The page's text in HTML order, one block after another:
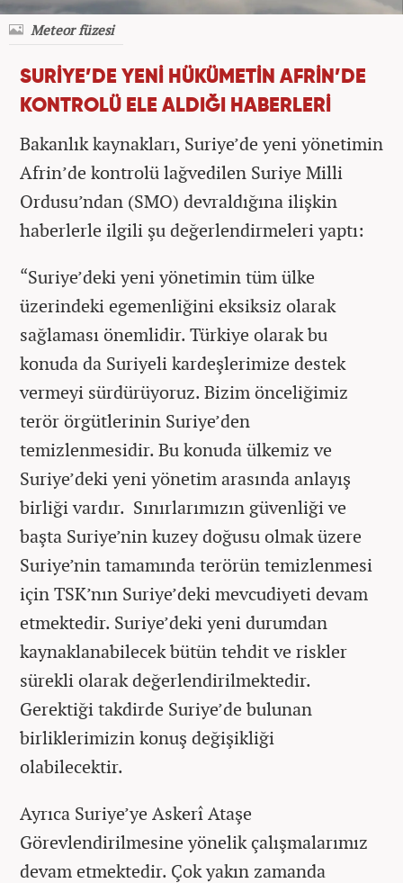
Meteor füzesi
SURİYE’DE YENİ HÜKÜMETİN AFRİN’DE
KONTROLÜ ELE ALDIĞI HABERLERİ
Bakanlık kaynakları, Suriye’de yeni yönetimin
Afrin’de kontrolü lağvedilen Suriye Milli
Ordusu’ndan (SMO) devraldığına ilişkin
haberlerle ilgili şu değerlendirmeleri yaptı:
“Suriye’deki yeni yönetimin tüm ülke
üzerindeki egemenliğini eksiksiz olarak
sağlaması önemlidir. Türkiye olarak bu
konuda da Suriyeli kardeşlerimize destek
vermeyi sürdürüyoruz. Bizim önceliğimiz
terör örgütlerinin Suriye’den
temizlenmesidir. Bu konuda ülkemiz ve
Suriye’deki yeni yönetim arasında anlayış
birliği vardır. Sınırlarımızın güvenliği ve
başta Suriye’nin kuzey doğusu olmak üzere
Suriye’nin tamamında terörün temizlenmesi
için TSK’nın Suriye’deki mevcudiyeti devam
etmektedir. Suriye’deki yeni durumdan
kaynaklanabilecek bütün tehdit ve riskler
sürekli olarak değerlendirilmektedir.
Gerektiği takdirde Suriye’de bulunan
birliklerimizin konuş değişikliği
olabilecektir.
Ayrıca Suriye’ye Askerî Ataşe
Görevlendirilmesine yönelik çalışmalarımız
devam etmektedir. Çok yakın zamanda